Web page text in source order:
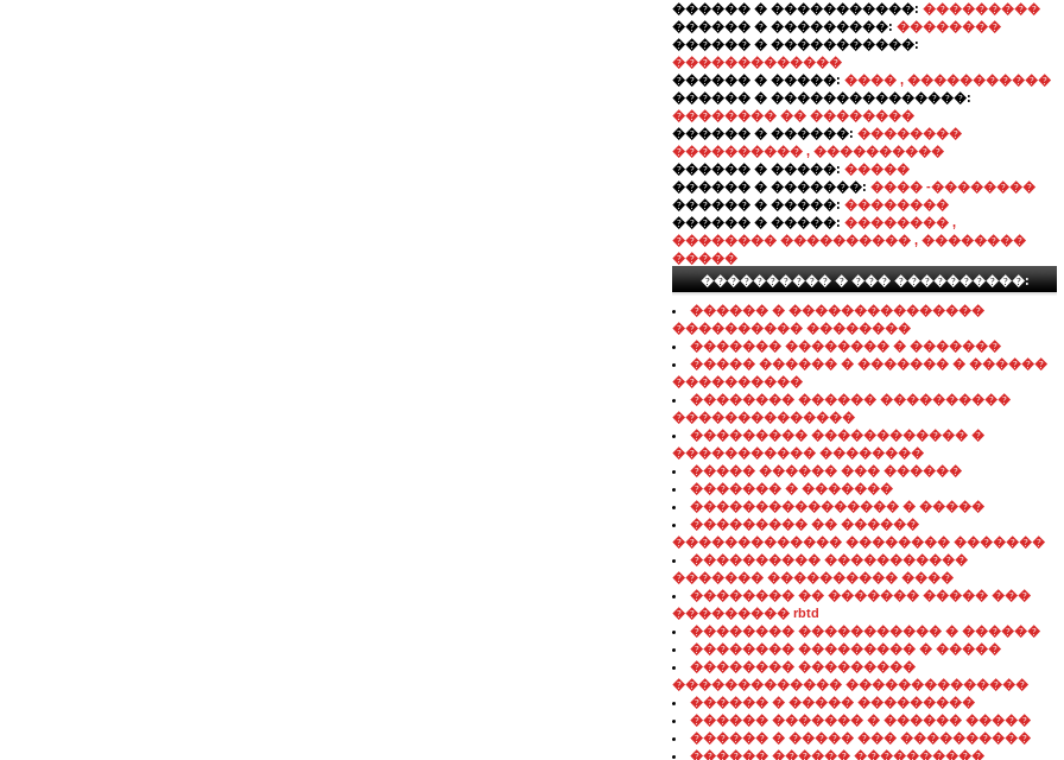
������ � �����������: ���������
������ � ���������: ��������
������ � �����������:
�������������
������ � �����: ���� , �����������
������ � ���������������:
�������� �� ��������
������ � ������: ��������
���������� , ����������
������ � �����: �����
������ � �������: ���� -��������
������ � �����: ��������
������ � �����: �������� ,
�������� ���������� , ��������
�����
���������� � ��� ����������:
������ � ���������������
���������� ��������
������� �������� � �������
����� ������ � ������� � ������
����������
�������� ������ ����������
��������������
��������� ������������ �
����������� ��������
����� ������ ��� ������
������� � �������
���������������� � �����
��������� �� ������
������������� �������� �������
���������� �����������
������� ���������� ����
�������� �� ������� ����� ���
��������� rbtd
�������� ����������� � ������
�������� ��������� � �����
�������� ���������
������������� ��������������
������ � ����� ���������
������ ������� � ������ �����
������ � ����� ��� ����������
������ ������ ����������